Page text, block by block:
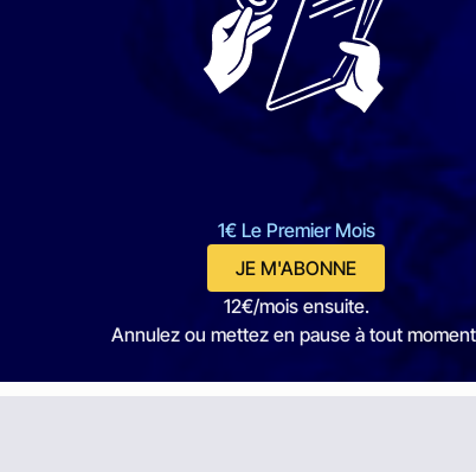
1€ Le Premier Mois
JE M'ABONNE
12€/mois ensuite.
Annulez ou mettez en pause à tout